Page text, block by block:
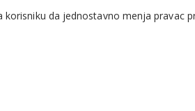
korisniku da jednostavno menja pravac